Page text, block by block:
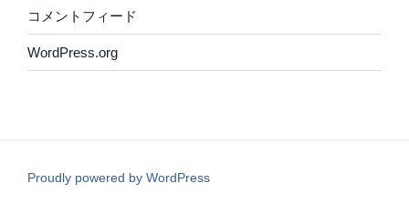
コメントフィード
WordPress.org
Proudly powered by WordPress